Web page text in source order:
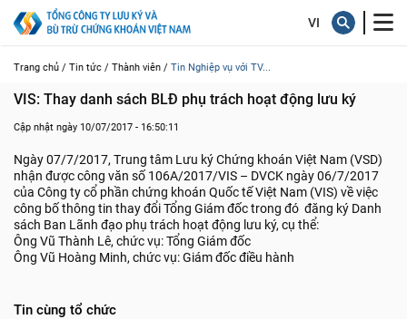
Trang chủ / Tin tức / Thành viên / Tin Nghiệp vụ với TV...
VIS: Thay danh sách BLĐ phụ trách hoạt động lưu ký
Cập nhật ngày 10/07/2017 - 16:50:11
Ngày 07/7/2017, Trung tâm Lưu ký Chứng khoán Việt Nam (VSD)
nhận được công văn số 106A/2017/VIS – DVCK ngày 06/7/2017
của Công ty cổ phần chứng khoán Quốc tế Việt Nam (VIS) về việc
công bố thông tin thay đổi Tổng Giám đốc trong đó đăng ký Danh
sách Ban Lãnh đạo phụ trách hoạt động lưu ký, cụ thể:
Ông Vũ Thành Lê, chức vụ: Tổng Giám đốc
Ông Vũ Hoàng Minh, chức vụ: Giám đốc điều hành
Tin cùng tổ chức